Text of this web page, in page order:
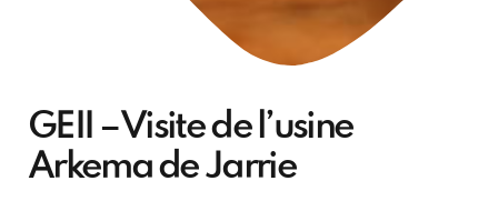
GEII – Visite de l’usine
Arkema de Jarrie